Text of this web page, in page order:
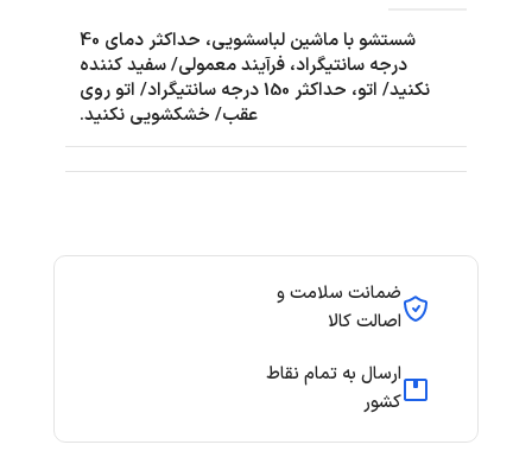
ضمانت سلامت و
اصالت کالا
ارسال به تمام نقاط
کشور
شستشو با ماشین لباسشویی، حداکثر دمای 40
درجه سانتیگراد، فرآیند معمولی/ سفید کننده
نکنید/ اتو، حداکثر 150 درجه سانتیگراد/ اتو روی
عقب/ خشکشویی نکنید.